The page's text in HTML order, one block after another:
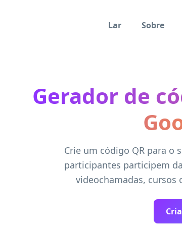
Lar
Sobre
Gerador de
Crie um código QR para o
participantes participem
videochamadas, cursos